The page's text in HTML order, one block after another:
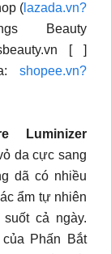
( lazada.vn?
Beauty
[ ]
shopee.vn?
Luminizer
da cực sang
dã có nhiều
ẩm tự nhiên
cả ngày.
Phấn Bắt